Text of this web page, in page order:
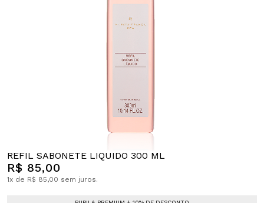
REFIL SABONETE LIQUIDO 300 ML
R$ 85,00
1x de R$ 85,00 sem juros.